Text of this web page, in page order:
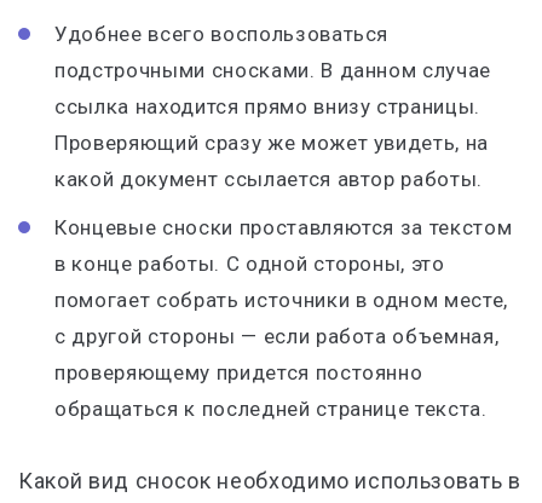
Удобнее всего воспользоваться
подстрочными сносками. В данном случае
ссылка находится прямо внизу страницы.
Проверяющий сразу же может увидеть, на
какой документ ссылается автор работы.
Концевые сноски проставляются за текстом
в конце работы. С одной стороны, это
помогает собрать источники в одном месте,
с другой стороны — если работа объемная,
проверяющему придется постоянно
обращаться к последней странице текста.
Какой вид сносок необходимо использовать в